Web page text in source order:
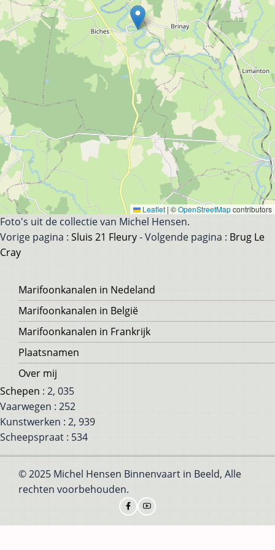
Leaflet | ©OpenStreetMapcontributors
Foto's uit de collectie van Michel Hensen.
Vorige pagina : Sluis 21 Fleury- Volgende pagina : Brug Le
Cray
Voet
Marifoonkanalen in Nedeland
Marifoonkanalen in België
Marifoonkanalen in Frankrijk
Plaatsnamen
Over mij
Schepen : 2, 035
Vaarwegen : 252
Kunstwerken : 2, 939
Scheepspraat : 534
© 2025 Michel Hensen Binnenvaart in Beeld, Alle
rechten voorbehouden.